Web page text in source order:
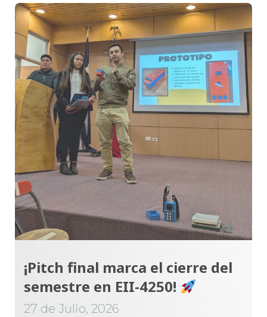
¡Pitch final marca el cierre del
semestre en EII-4250!
27 de Julio, 2026